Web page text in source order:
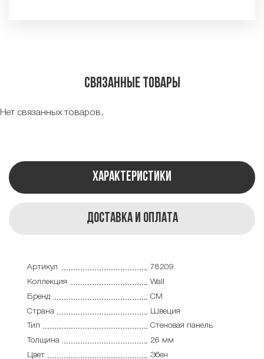
Связанные товары
Нет связанных товаров.
Характеристики
Доставка и оплата
Артикул
78209
Коллекция
Wall
Бренд
CM
Страна
Швеция
Тип
Cтеновая панель
Толщина
26 мм
Цвет
Эбен